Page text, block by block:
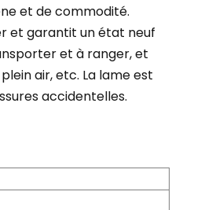
et de commodité.
et garantit un état neuf
et à ranger, et
air, etc. La lame est
accidentelles.